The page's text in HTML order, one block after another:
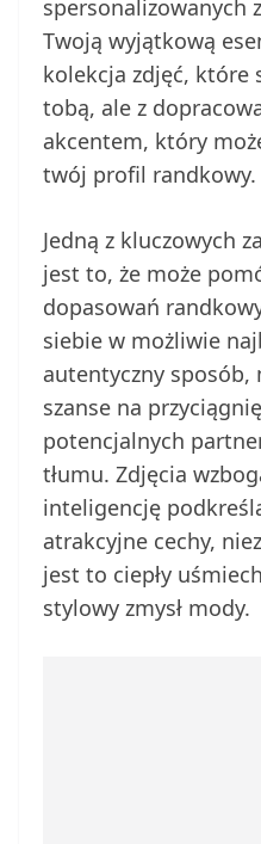
spersonalizowanych
Twoją wyjątkową
kolekcja zdjęć, które
tobą, ale z
akcentem, który
twój profil randkowy.
Jedną z kluczowych
jest to, że może
dopasowań
siebie w możliwie
autentyczny sposób,
szanse na
potencjalnych
tłumu. Zdjęcia
inteligencję
atrakcyjne cechy,
jest to ciepły
stylowy zmysł mody.